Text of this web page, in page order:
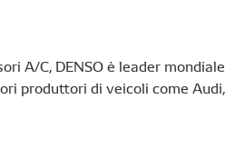
A/C, DENSO è leader mondiale
produttori di veicoli come Audi,